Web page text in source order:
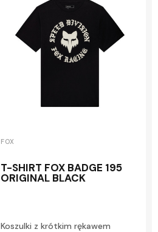
FOX
T-SHIRT FOX BADGE 195
ORIGINAL BLACK
Koszulki z krótkim rękawem